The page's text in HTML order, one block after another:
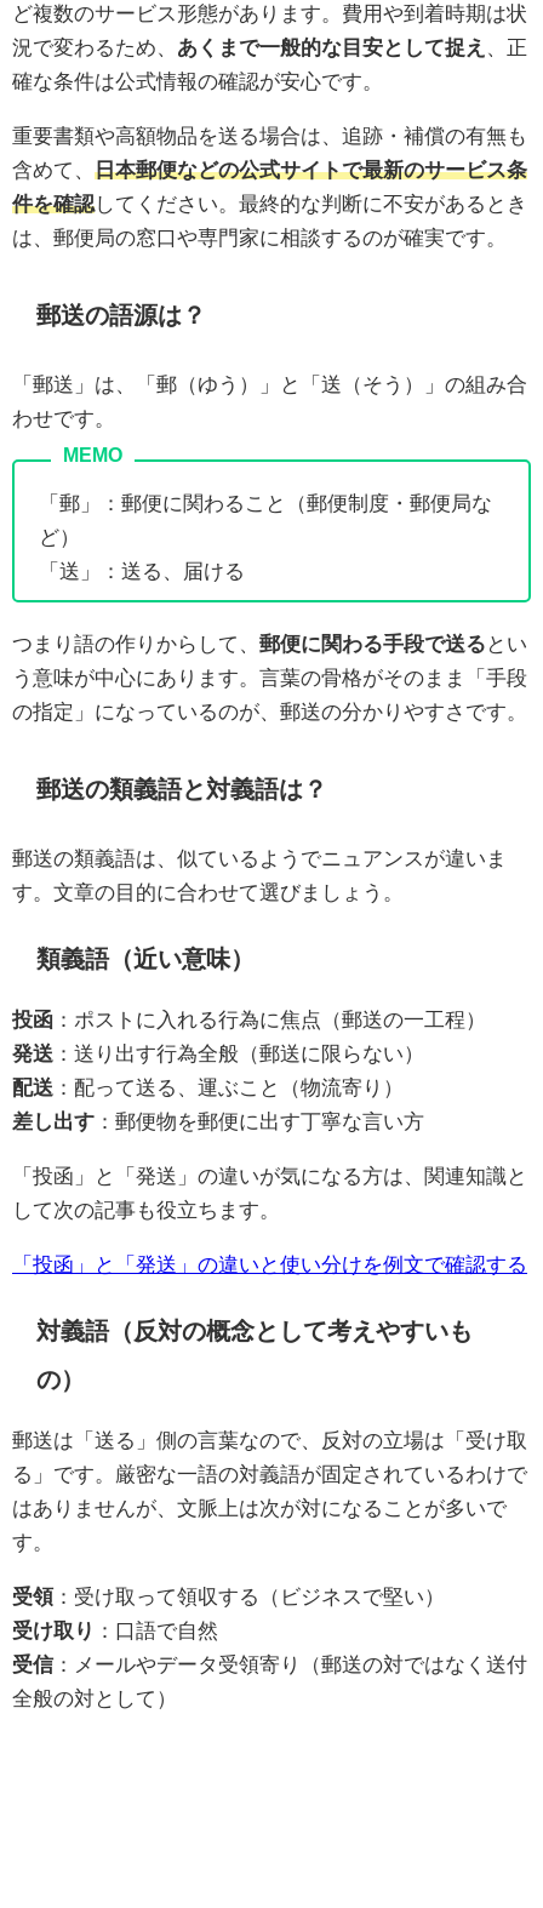
ど複数のサービス形態があります。費用や到着時期は状
況で変わるため、 あくまで一般的な目安として捉え
、正
確な条件は公式情報の確認が安心です。
重要書類や高額物品を送る場合は、追跡・補償の有無も
含めて、 日本郵便などの公式サイトで最新のサービス条
件を確認してください。最終的な判断に不安があるとき
は、郵便局の窓口や専門家に相談するのが確実です。
郵送の語源は？
「郵送」は、「郵（ゆう）」と「送（そう）」の組み合
わせです。
「郵」：郵便に関わること（郵便制度・郵便局な
ど）
「送」：送る、届ける
つまり語の作りからして、 郵便に関わる手段で送る とい
う意味が中心にあります。言葉の骨格がそのまま「手段
の指定」になっているのが、郵送の分かりやすさです。
郵送の類義語と対義語は？
郵送の類義語は、似ているようでニュアンスが違いま
す。文章の目的に合わせて選びましょう。
類義語（近い意味）
投函 ：ポストに入れる行為に焦点（郵送の一工程）
発送 ：送り出す行為全般（郵送に限らない）
配送 ：配って送る、運ぶこと（物流寄り）
差し出す ：郵便物を郵便に出す丁寧な言い方
「投函」と「発送」の違いが気になる方は、関連知識と
して次の記事も役立ちます。
「投函」と「発送」の違いと使い分けを例文で確認する
対義語（反対の概念として考えやすいも
の）
郵送は「送る」側の言葉なので、反対の立場は「受け取
る」です。厳密な一語の対義語が固定されているわけで
はありませんが、文脈上は次が対になることが多いで
す。
受領：受け取って領収する（ビジネスで堅い）
受け取り ：口語で自然
受信：メールやデータ受領寄り（郵送の対ではなく送付
全般の対として）